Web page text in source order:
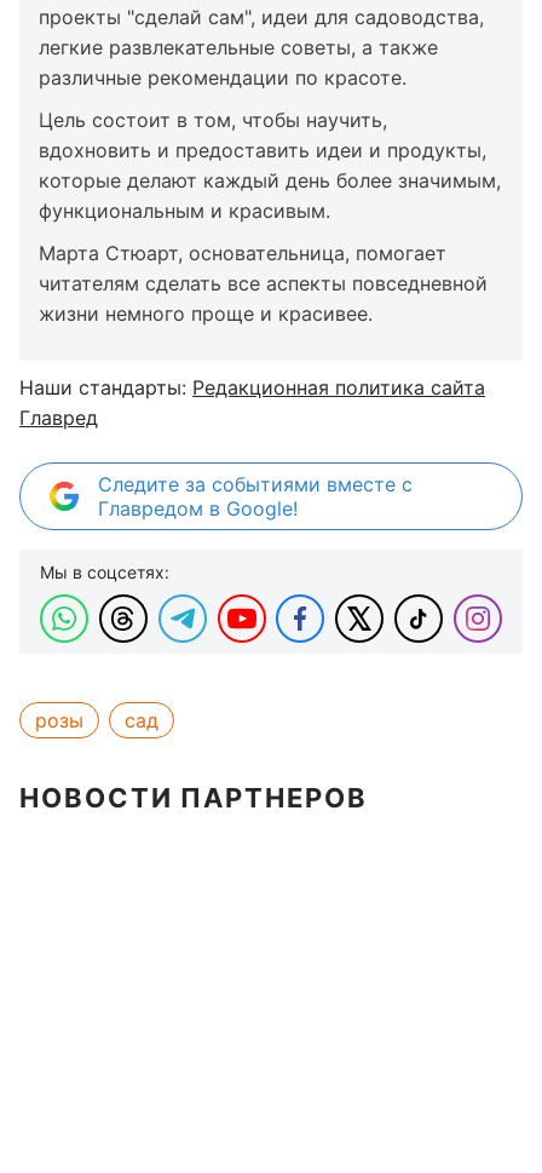
проекты "сделай сам", идеи для садоводства,
легкие развлекательные советы, а также
различные рекомендации по красоте.
Цель состоит в том, чтобы научить,
вдохновить и предоставить идеи и продукты,
которые делают каждый день более значимым,
функциональным и красивым.
Марта Стюарт, основательница, помогает
читателям сделать все аспекты повседневной
жизни немного проще и красивее.
Наши стандарты: Редакционная политика сайта
Главред
Следите за событиями вместе с
Главредом в Google!
Мы в соцсетях:
розы сад
НОВОСТИ ПАРТНЕРОВ